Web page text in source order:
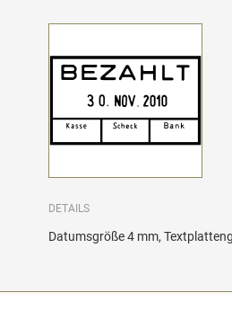
DETAILS
Datumsgröße 4 mm,